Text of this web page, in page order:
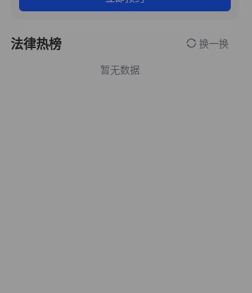
法律热榜 换一换
暂无数据